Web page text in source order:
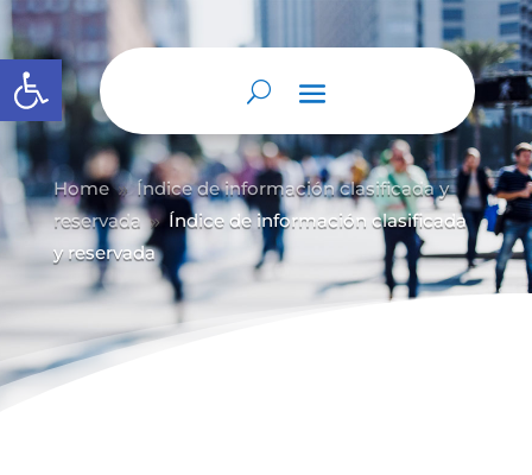
Abrir barra de herramientas
Home 9 Índice de información clasificada y
reservada 9 Índice de información clasificada
y reservada